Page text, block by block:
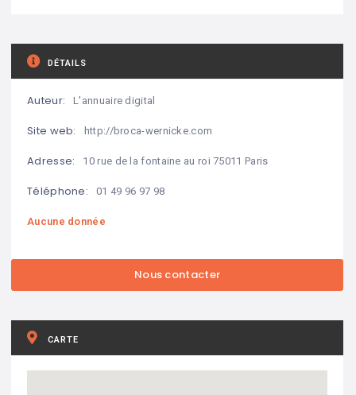
DÉTAILS
Auteur: L'annuaire digital
Site web: http://broca-wernicke.com
Adresse: 10 rue de la fontaine au roi 75011 Paris
Téléphone: 01 49 96 97 98
Aucune donnée
CARTE